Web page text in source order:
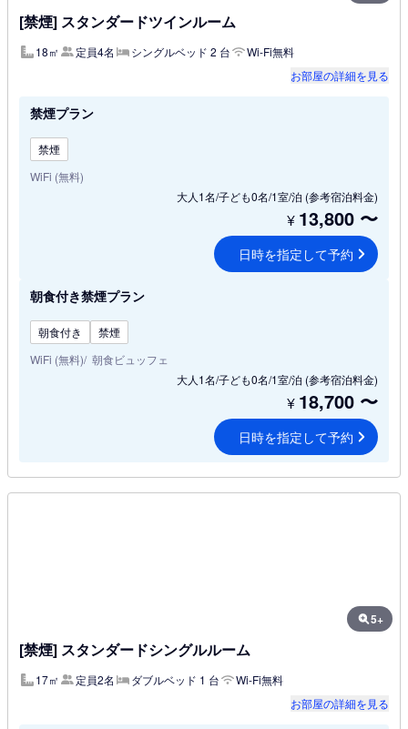
[禁煙] スタンダードツインルーム
18㎡ 定員4名 シングルベッド 2 台
Wi-Fi無料
お部屋の詳細を見る
禁煙プラン
禁煙
WiFi (無料)
大人1名/子ども0名/1室/泊 (参考宿泊料金)
¥ 13,800 〜
日時を指定して予約
朝食付き禁煙プラン
朝食付き
禁煙
WiFi (無料) 朝食ビュッフェ
大人1名/子ども0名/1室/泊 (参考宿泊料金)
¥ 18,700 〜
日時を指定して予約
5+
[禁煙] スタンダードシングルルーム
17㎡ 定員2名 ダブルベッド 1 台
Wi-Fi無料
お部屋の詳細を見る